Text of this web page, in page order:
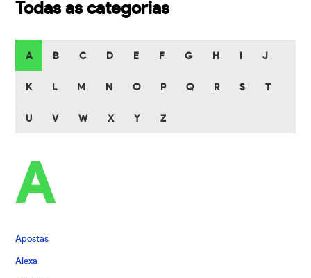
Todas as categorias
A B C D E F G H J
K L M N O P Q R S T
U V W X Y Z
A
Apostas
Alexa